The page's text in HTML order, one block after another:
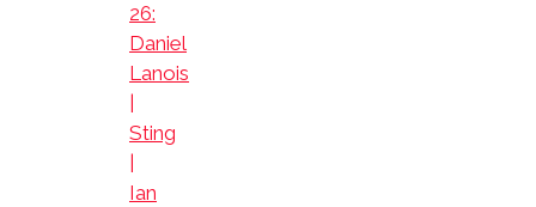
26:
Daniel
Lanois
Sting
Ian